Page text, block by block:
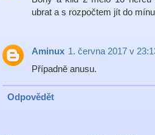
ubrat a s rozpočtem jít do
Aminux 1. června 2017 v
Případně anusu.
Odpovědět